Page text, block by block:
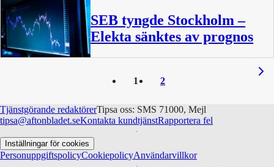
SEB tyngde Stockholm –
Elekta sänktes av prognos
1 2
Tjänstgörande redaktörerTipsa oss: SMS 71000, Mejl
tipsa@aftonbladet.seKontakta kundtjänstRapportera fel
Inställningar för cookies
PersonuppgiftspolicyCookiepolicyAnvändarvillkor